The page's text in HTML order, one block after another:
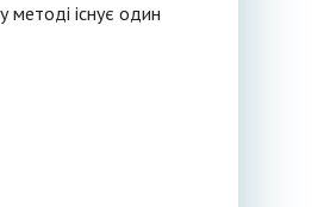
методі існує один